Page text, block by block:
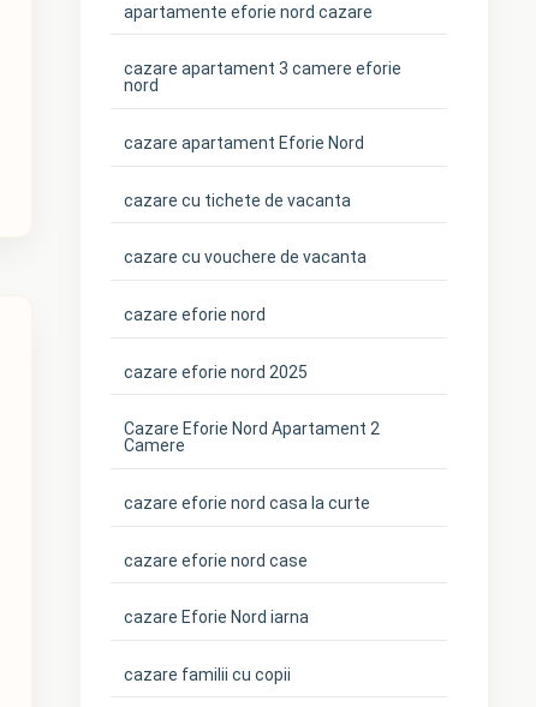
apartamente eforie nord cazare
cazare apartament 3 camere eforie
nord
cazare apartament Eforie Nord
cazare cu tichete de vacanta
cazare cu vouchere de vacanta
cazare eforie nord
cazare eforie nord 2025
Cazare Eforie Nord Apartament 2
Camere
cazare eforie nord casa la curte
cazare eforie nord case
cazare Eforie Nord iarna
cazare familii cu copii